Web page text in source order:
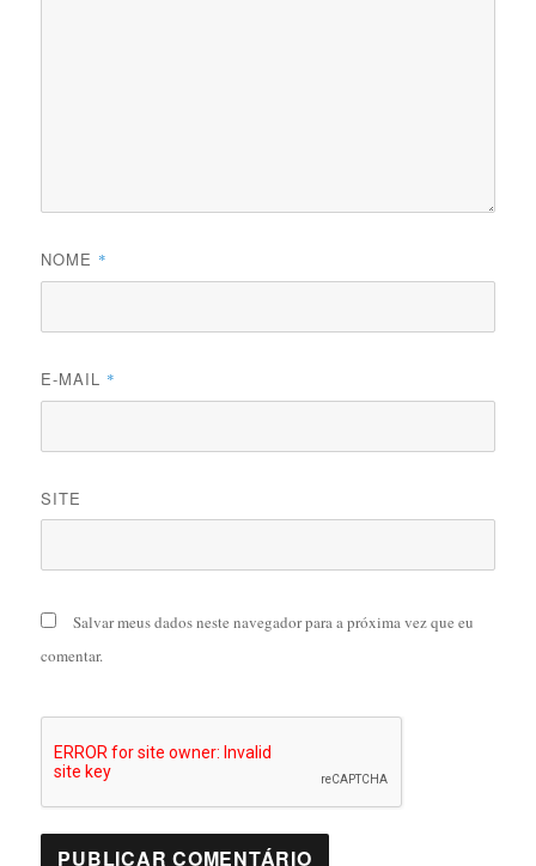
NOME *
E-MAIL *
SITE
Salvar meus dados neste navegador para a próxima vez que eu
comentar.